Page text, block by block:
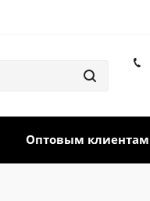
Оптовым клиентам